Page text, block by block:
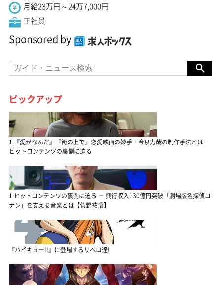
月給23万円～24万7,000円
正社員
Sponsored by
ピックアップ
1.『愛がなんだ』『街の上で』恋愛映画の妙手・今泉力哉の制作手法とは－
ヒットコンテンツの裏側に迫る
1.ヒットコンテンツの裏側に迫る － 興行収入130億円突破「劇場版名探偵コ
ナン」を支える音楽とは【菅野祐悟】
『ハイキュー!!』に登場するリベロ達!